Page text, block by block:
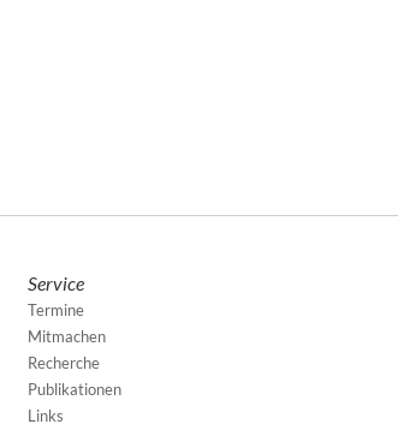
Service
Termine
Mitmachen
Recherche
Publikationen
Links